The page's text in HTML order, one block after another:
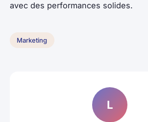
avec des performances solides.
Marketing
L